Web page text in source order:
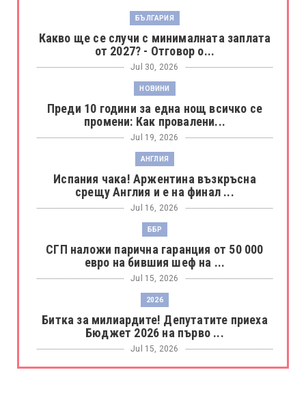
БЪЛГАРИЯ
Какво ще се случи с минималната заплата
от 2027? - Отговор о...
Jul 30, 2026
НОВИНИ
Преди 10 години за една нощ всичко се
промени: Как провалени...
Jul 19, 2026
АНГЛИЯ
Испания чака! Аржентина възкръсна
срещу Англия и е на финал ...
Jul 16, 2026
ББР
СГП наложи парична гаранция от 50 000
евро на бившия шеф на ...
Jul 15, 2026
2026
Битка за милиардите! Депутатите приеха
Бюджет 2026 на първо ...
Jul 15, 2026
БОРАЦ